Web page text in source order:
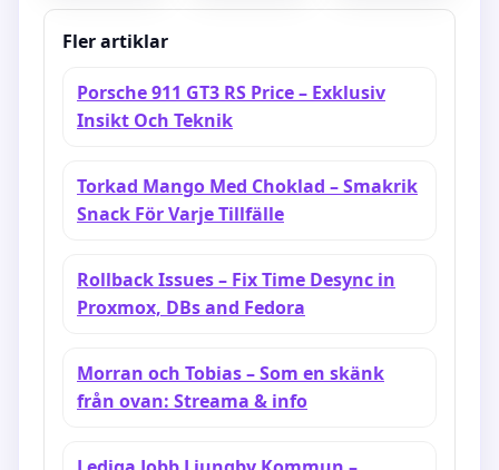
barnmysterium
på SVT Play
Tiderna –
Fler artiklar
Porsche 911 GT3 RS Price – Exklusiv
Insikt Och Teknik
Torkad Mango Med Choklad – Smakrik
Snack För Varje Tillfälle
Rollback Issues – Fix Time Desync in
Proxmox, DBs and Fedora
Morran och Tobias – Som en skänk
från ovan: Streama & info